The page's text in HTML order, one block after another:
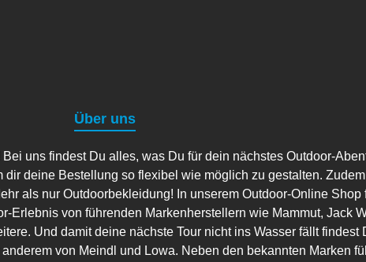
Über uns
uns findest Du alles, was Du für dein nächstes Outdoor-
deine Bestellung so flexibel wie möglich zu gestalten.
als nur Outdoorbekleidung! In unserem Outdoor-Online
von führenden Markenherstellern wie Mammut, Jack
Und damit deine nächste Tour nicht ins Wasser fällt
von Meindl und Lowa. Neben den bekannten Marken